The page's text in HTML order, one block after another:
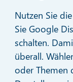
Nutzen Sie
Sie Google
schalten.
überall.
oder Themen